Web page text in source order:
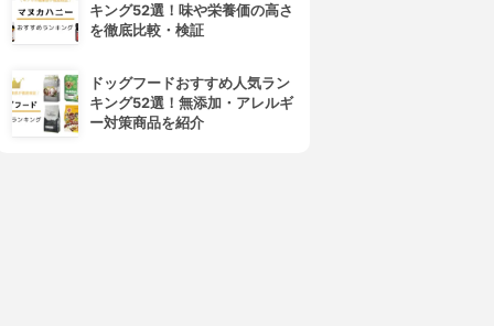
キング52選！味や栄養価の高さ
を徹底比較・検証
ドッグフードおすすめ人気ラン
キング52選！無添加・アレルギ
ー対策商品を紹介